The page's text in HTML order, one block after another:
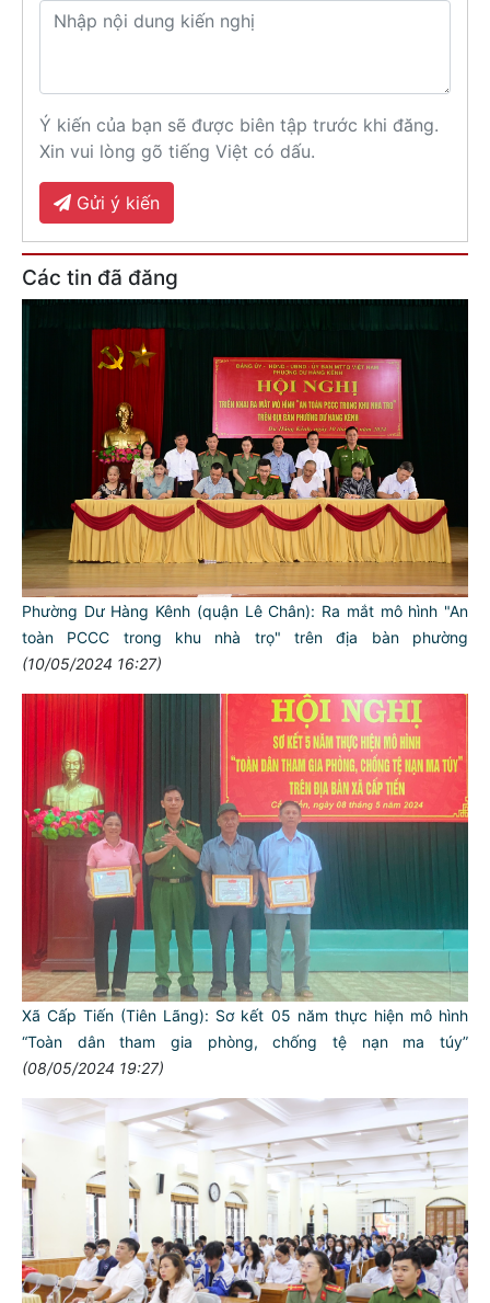
Ý kiến của bạn sẽ được biên tập trước khi đăng.
Xin vui lòng gõ tiếng Việt có dấu.
Gửi ý kiến
Các tin đã đăng
Phường Dư Hàng Kênh (quận Lê Chân): Ra mắt mô hình "An
toàn PCCC trong khu nhà trọ" trên địa bàn phường
(10/05/2024 16:27)
Xã Cấp Tiến (Tiên Lãng): Sơ kết 05 năm thực hiện mô hình
“Toàn dân tham gia phòng, chống tệ nạn ma túy”
(08/05/2024 19:27)